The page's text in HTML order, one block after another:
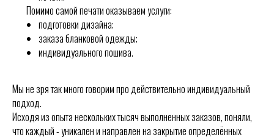
Помимо самой печати оказываем услуги:
подготовки дизайна;
заказа бланковой одежды;
индивидуального пошива.
Мы не зря так много говорим про действительно индивидуальный
подход.
Исходя из опыта нескольких тысяч выполненных заказов, поняли,
что каждый - уникален и направлен на закрытие определённых